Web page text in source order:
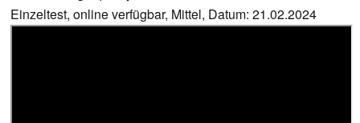
Einzeltest, online verfügbar, Mittel, Datum: 21.02.2024